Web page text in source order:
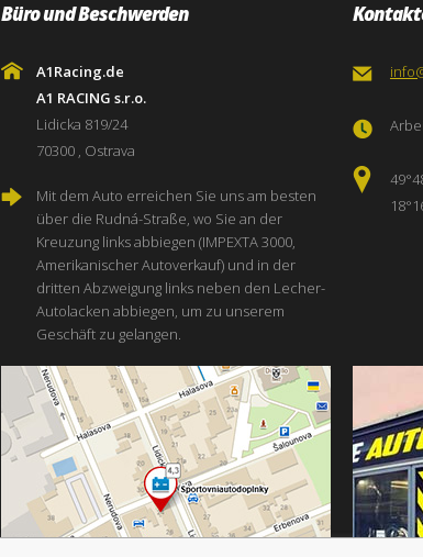
Büro und Beschwerden
A1Racing.de
A1 RACING s.r.o.
Lidicka 819/24
70300 , Ostrava
Mit dem Auto erreichen Sie uns am besten
über die Rudná-Straße, wo Sie an der
Kreuzung links abbiegen (IMPEXTA 3000,
Amerikanischer Autoverkauf) und in der
dritten Abzweigung links neben den Lecher-
Autolacken abbiegen, um zu unserem
Geschäft zu gelangen.